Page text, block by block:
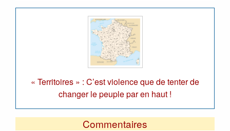
« Territoires » : C’est violence que de tenter de
changer le peuple par en haut !
Commentaires